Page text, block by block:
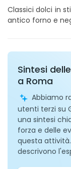
Classici dolci in
antico forno e
Sintesi
a Roma
Abbiamo
utenti terzi su
una sintesi
forza e delle
questa
descrivono